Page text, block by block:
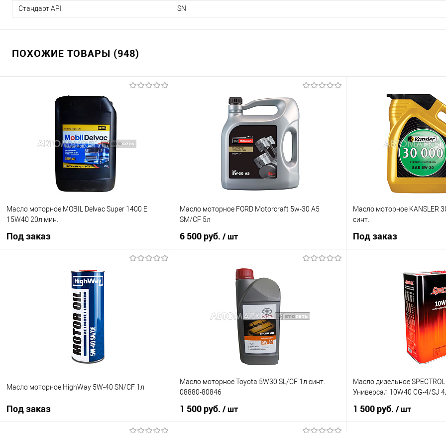
Стандарт API SN
ПОХОЖИЕ ТОВАРЫ (948)
Масло моторное MOBIL Delvac Super 1400 E
15W40 20л мин.
Под заказ
Масло моторное FORD Motorcraft 5w-30 A5
SM/CF 5л
6 500 руб. / шт
К сравнению
В наличии
Масло моторное KANSLER
синт.
Под заказ
Масло моторное HighWay 5W-40 SN/CF 1л
Под заказ
Масло моторное Toyota 5W30 SL/CF 1л синт.
08880-80846
1 500 руб. / шт
Масло дизельное
Универсал 10W40 CG-4/SJ
1 500 руб. / шт